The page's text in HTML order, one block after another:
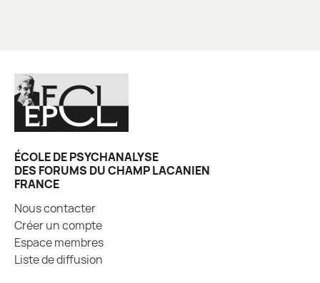
ÉCOLE DE PSYCHANALYSE
DES FORUMS DU CHAMP LACANIEN
FRANCE
Nous contacter
Créer un compte
Espace membres
Liste de diffusion